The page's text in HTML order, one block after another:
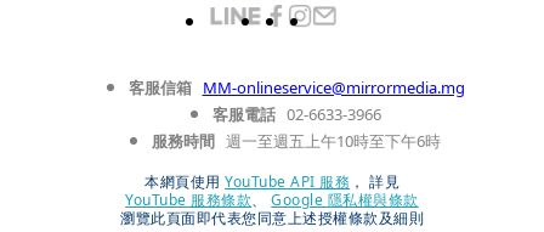
客服信箱 MM-onlineservice@mirrormedia.mg
客服電話 02-6633-3966
服務時間 週一至週五上午10時至下午6時
本網頁使用 YouTube API 服務 ， 詳見
YouTube 服務條款、
Google 隱私權與條款
瀏覽此頁面即代表您同意上述授權條款及細則